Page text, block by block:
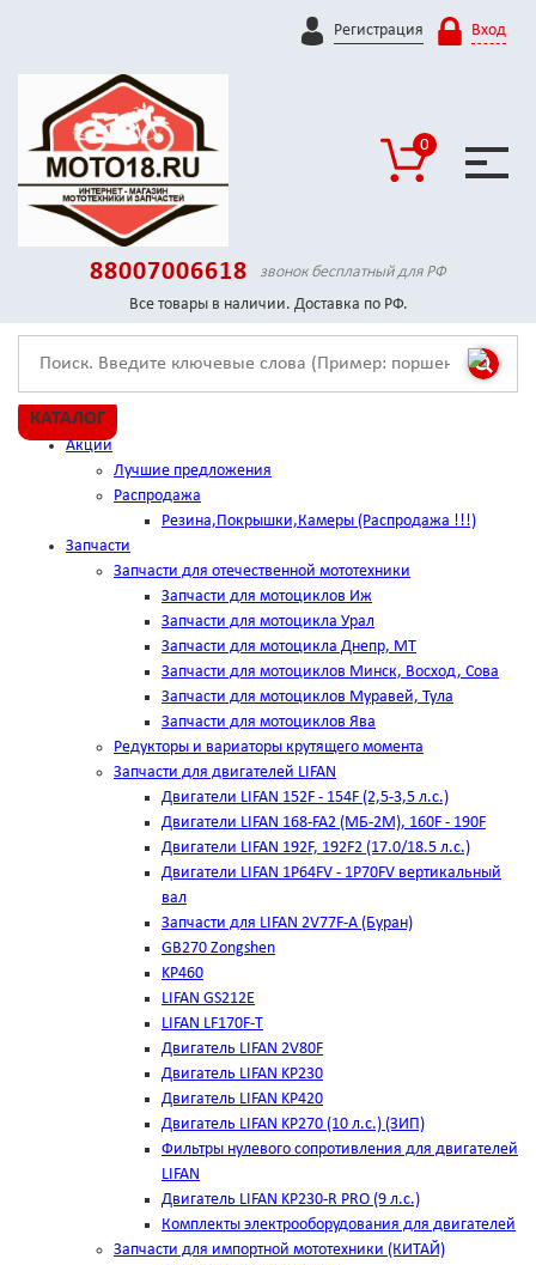
Регистрация Вход
0
88007006618
звонок бесплатный для РФ
Все товары в наличии. Доставка по РФ.
КАТАЛОГ
Акции
Лучшие предложения
Распродажа
Резина,Покрышки,Камеры (Распродажа !!!)
Запчасти
Запчасти для отечественной мототехники
Запчасти для мотоциклов Иж
Запчасти для мотоцикла Урал
Запчасти для мотоцикла Днепр, МТ
Запчасти для мотоциклов Минск, Восход, Сова
Запчасти для мотоциклов Муравей, Тула
Запчасти для мотоциклов Ява
Редукторы и вариаторы крутящего момента
Запчасти для двигателей LIFAN
Двигатели LIFAN 152F - 154F (2,5-3,5 л.с.)
Двигатели LIFAN 168-FA2 (МБ-2М), 160F - 190F
Двигатели LIFAN 192F, 192F2 (17.0/18.5 л.с.)
Двигатели LIFAN 1Р64FV - 1Р70FV вертикальный
вал
Запчасти для LIFAN 2V77F-A (Буран)
GB270 Zongshen
KP460
LIFAN GS212E
LIFAN LF170F-T
Двигатель LIFAN 2V80F
Двигатель LIFAN KP230
Двигатель LIFAN KP420
Двигатель LIFAN KP270 (10 л.с.) (ЗИП)
Фильтры нулевого сопротивления для двигателей
LIFAN
Двигатель LIFAN KP230-R PRO (9 л.с.)
Комплекты электрооборудования для двигателей
Запчасти для импортной мототехники (КИТАЙ)